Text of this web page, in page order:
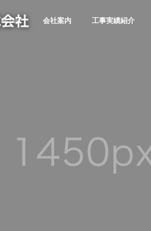
HOME 会社案内 工事実績紹介